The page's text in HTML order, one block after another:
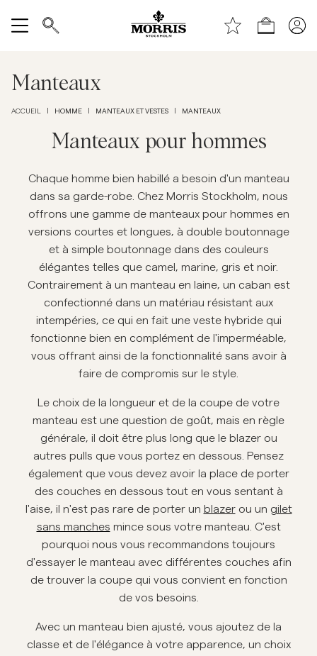
Boutique
Accessoires
Pantalons
Jeans
Costumes
Overshirts
Manteaux et vestes
Shorts
Maille
Sous-vêtements
Manteaux
ACCUEIL HOMME MANTEAUX ET VESTES MANTEAUX
Manteaux pour hommes
Chaque homme bien habillé a besoin d'un manteau
dans sa garde-robe. Chez Morris Stockholm, nous
offrons une gamme de manteaux pour hommes en
versions courtes et longues, à double boutonnage
et à simple boutonnage dans des couleurs
élégantes telles que camel, marine, gris et noir.
Contrairement à un manteau en laine, un caban est
confectionné dans un matériau résistant aux
intempéries, ce qui en fait une veste hybride qui
fonctionne bien en complément de l'imperméable,
vous offrant ainsi de la fonctionnalité sans avoir à
faire de compromis sur le style.
Le choix de la longueur et de la coupe de votre
manteau est une question de goût, mais en règle
générale, il doit être plus long que le blazer ou
autres pulls que vous portez en dessous. Pensez
également que vous devez avoir la place de porter
des couches en dessous tout en vous sentant à
l'aise, il n'est pas rare de porter un blazerou un gilet
sans manches mince sous votre manteau. C'est
pourquoi nous vous recommandons toujours
d'essayer le manteau avec différentes couches afin
de trouver la coupe qui vous convient en fonction
de vos besoins.
Avec un manteau bien ajusté, vous ajoutez de la
classe et de l'élégance à votre apparence, un choix